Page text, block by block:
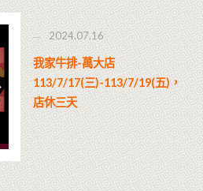
2024.07.16
我家牛排-萬大店
113/7/17(三)-113/7/19(五)，
店休三天